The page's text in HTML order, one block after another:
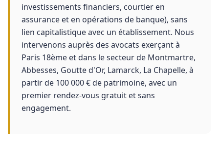
investissements financiers, courtier en
assurance et en opérations de banque), sans
lien capitalistique avec un établissement. Nous
intervenons auprès des avocats exerçant à
Paris 18ème et dans le secteur de Montmartre,
Abbesses, Goutte d'Or, Lamarck, La Chapelle, à
partir de 100 000 € de patrimoine, avec un
premier rendez-vous gratuit et sans
engagement.